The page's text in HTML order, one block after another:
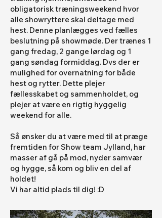
obligatorisk træningsweekend hvor
alle showryttere skal deltage med
hest. Denne planlægges ved fælles
beslutning på showmøde. Der trænes 1
gang fredag, 2 gange lørdag og 1
gang søndag formiddag. Dvs der er
mulighed for overnatning for både
hest og rytter. Dette plejer
fællesskabet og sammenholdet, og
plejer at være en rigtig hyggelig
weekend for alle.
Så ønsker du at være med til at præge
fremtiden for Show team Jylland, har
masser af gå på mod, nyder samvær
og hygge, så kom og bliv en del af
holdet!
Vi har altid plads til dig! :D